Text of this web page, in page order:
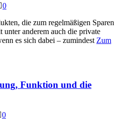
0
die zum regelmäßigen Sparen
unter anderem auch die private
es sich dabei – zumindest Zum
Funktion und die
0